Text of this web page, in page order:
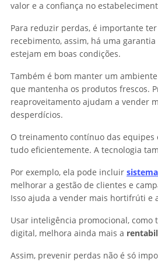
valor e a confiança no
Para reduzir perdas, é importante
recebimento, assim, há uma
estejam em boas condições.
Também é bom manter um
que mantenha os produtos frescos.
reaproveitamento ajudam a vender
desperdícios.
O treinamento contínuo das equipes
tudo eficientemente. A tecnologia
Por exemplo, ela pode incluir
melhorar a gestão de clientes e
Isso ajuda a vender mais hortifrúti e
Usar inteligência promocional,
digital, melhora ainda mais a
Assim, prevenir perdas não é só